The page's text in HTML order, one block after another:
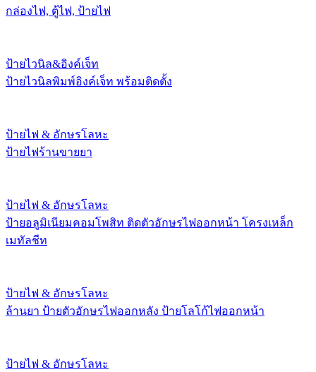
กล่องไฟ, ตู้ไฟ, ป้ายไฟ
ป้ายไวนิล&อิงค์เจ็ท
ป้ายไวนิลพิมพ์อิงค์เจ็ท พร้อมติดตั้ง
ป้ายไฟ & อักษรโลหะ
ป้ายไฟร้านขายยา
ป้ายไฟ & อักษรโลหะ
ป้ายอลูมิเนียมคอมโพสิท ติดตัวอักษรไฟออกหน้า โครงเหล็ก
เมทัลชีท
ป้ายไฟ & อักษรโลหะ
ล้านยา ป้ายตัวอักษรไฟออกหลัง ป้ายโลโก้ไฟออกหน้า
ป้ายไฟ & อักษรโลหะ